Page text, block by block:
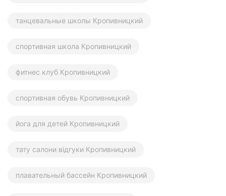
танцевальные школы Кропивницкий
спортивная школа Кропивницкий
фитнес клуб Кропивницкий
спортивная обувь Кропивницкий
йога для детей Кропивницкий
тату салони відгуки Кропивницкий
плавательный бассейн Кропивницкий